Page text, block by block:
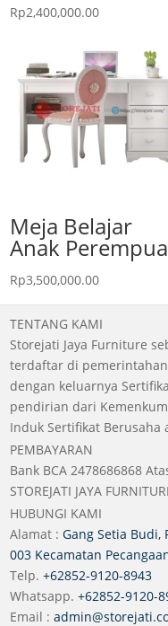
Rp2,400,000.00
Meja Belajar
Anak
Rp3,500,000.00
TENTANG KAMI
Storejati Jaya Furniture
terdaftar di
dengan keluarnya
pendirian dari
Induk Sertifikat Berusaha
PEMBAYARAN
Bank BCA 2478686868
STOREJATI JAYA
HUBUNGI KAMI
Alamat :Gang Setia Budi,
003 Kecamatan
Telp.+62852-9120-8943
Whatsapp.+62852-9120-
Email :